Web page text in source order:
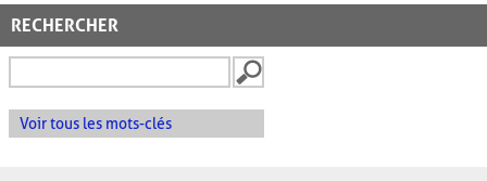
RECHERCHER
Voir tous les mots-clés